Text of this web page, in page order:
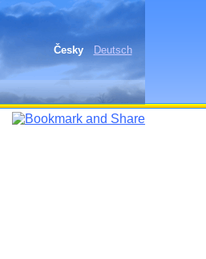
Česky Deutsch